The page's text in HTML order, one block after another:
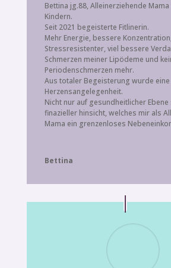
Bettina jg.88, Alleinerziehende
Kindern.
Seit 2021 begeisterte Fitlinerin.
Mehr Energie, bessere Konzentration,
Stressresistenter, viel bessere
Schmerzen meiner Lipödeme und
Periodenschmerzen mehr.
Aus totaler Begeisterung wurde eine
Herzensangelegenheit.
Nicht nur auf gesundheitlicher
finazieller hinsicht, welches mir als
Mama ein grenzenloses
Bettina